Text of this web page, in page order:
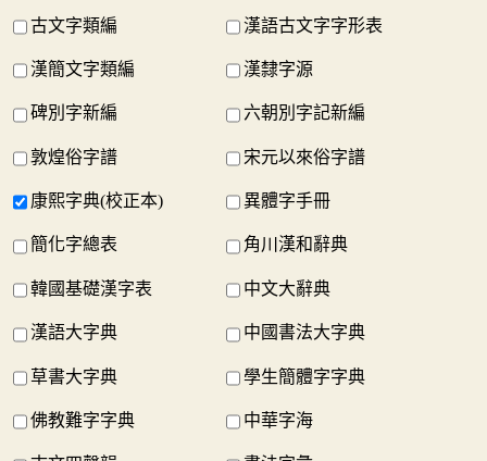
古文字類編 漢語古文字字形表
漢簡文字類編 漢隸字源
碑別字新編 六朝別字記新編
敦煌俗字譜 宋元以來俗字譜
康熙字典(校正本) 異體字手冊
簡化字總表 角川漢和辭典
韓國基礎漢字表 中文大辭典
漢語大字典 中國書法大字典
草書大字典 學生簡體字字典
佛教難字字典 中華字海